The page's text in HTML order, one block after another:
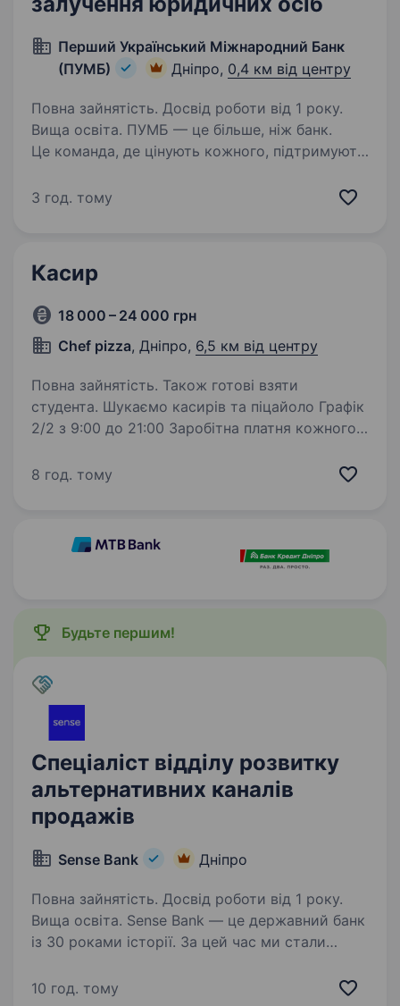
Перший Український Міжнародний Банк
(ПУМБ)
Дніпро, 0,4 км від центру
Повна зайнятість. Досвід роботи від 1 року.
Вища освіта. ПУМБ — це більше, ніж банк.
Це команда, де цінують кожного, підтримують
професійного та особистого зростання. У нас
3 год. тому
Касир
18 000 – 24 000 грн
Chef pizza, Дніпро, 6,5 км від центру
Повна зайнятість. Також готові взяти
студента. Шукаємо касирів та піцайоло Графік
2/2 з 9:00 до 21:00 Заробітна платня кожного
каси також приємні бонуси-Одна піца в день
8 год. тому
Будьте першим!
Спеціаліст відділу розвитку
альтернативних каналів
продажів
Sense Bank Дніпро
Повна зайнятість. Досвід роботи від 1 року.
Вища освіта. Sense Bank — це державний банк
із 30 роками історії. За цей час ми стали
з 4000 людей, де кожен присвячений місії —
10 год. тому